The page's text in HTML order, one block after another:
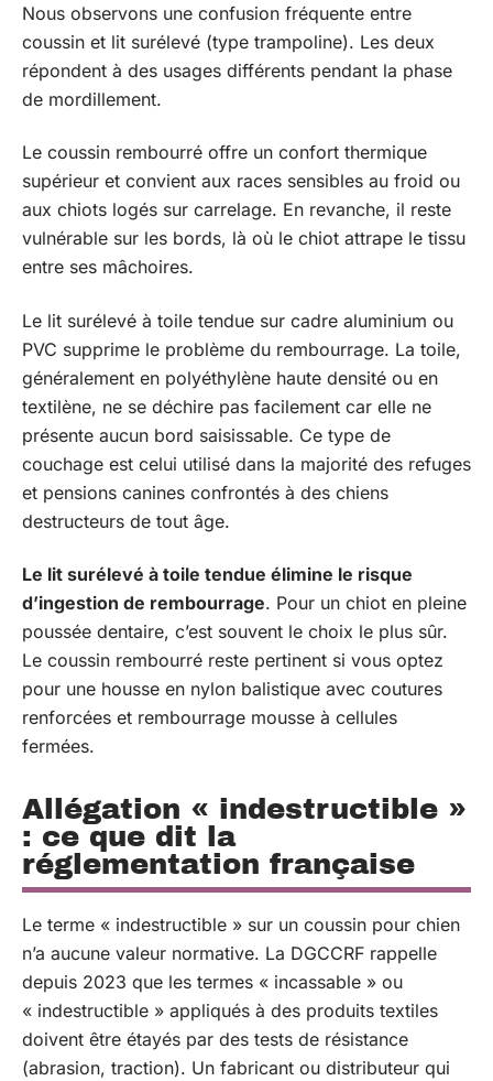
Nous observons une confusion fréquente entre
coussin et lit surélevé (type trampoline). Les deux
répondent à des usages différents pendant la phase
de mordillement.
Le coussin rembourré offre un confort thermique
supérieur et convient aux races sensibles au froid ou
aux chiots logés sur carrelage. En revanche, il reste
vulnérable sur les bords, là où le chiot attrape le tissu
entre ses mâchoires.
Le lit surélevé à toile tendue sur cadre aluminium ou
PVC supprime le problème du rembourrage. La toile,
généralement en polyéthylène haute densité ou en
textilène, ne se déchire pas facilement car elle ne
présente aucun bord saisissable. Ce type de
couchage est celui utilisé dans la majorité des refuges
et pensions canines confrontés à des chiens
destructeurs de tout âge.
Le lit surélevé à toile tendue élimine le risque
d’ingestion de rembourrage. Pour un chiot en pleine
poussée dentaire, c’est souvent le choix le plus sûr.
Le coussin rembourré reste pertinent si vous optez
pour une housse en nylon balistique avec coutures
renforcées et rembourrage mousse à cellules
fermées.
Allégation « indestructible »
: ce que dit la
réglementation française
Le terme « indestructible » sur un coussin pour chien
n’a aucune valeur normative. La DGCCRF rappelle
depuis 2023 que les termes « incassable » ou
« indestructible » appliqués à des produits textiles
doivent être étayés par des tests de résistance
(abrasion, traction). Un fabricant ou distributeur qui